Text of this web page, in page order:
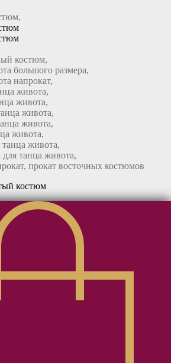
костюм,
большого размера,
напрокат,
живота,
живота,
живота,
живота,
живота,
живота,
танца живота,
прокат восточных костюмов
костюм